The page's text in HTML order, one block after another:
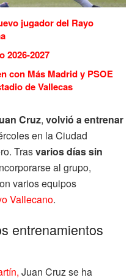
jugador del Rayo
2026-2027
con Más Madrid y PSOE
de Vallecas
Cruz, volvió a entrenar
en la Ciudad
Trasvarios días sin
al grupo,
varios equipos
Vallecano.
entrenamientos
Juan Cruz se ha